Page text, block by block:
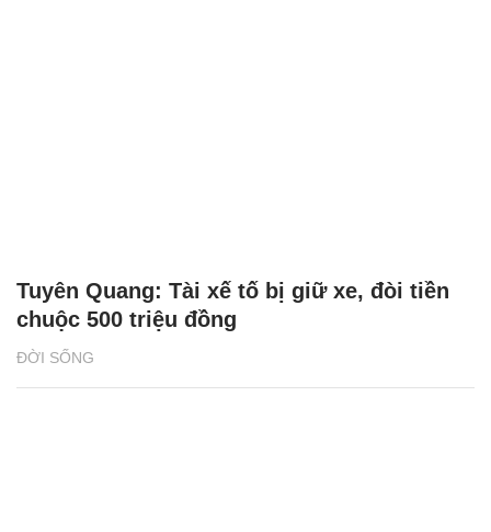
ĐỜI SỐNG
Tuyên Quang: Tài xế tố bị giữ xe, đòi tiền
chuộc 500 triệu đồng